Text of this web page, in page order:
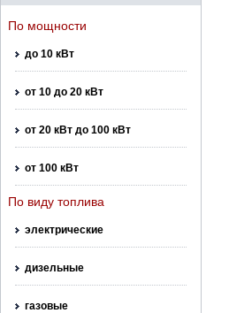
По мощности
до 10 кВт
от 10 до 20 кВт
от 20 кВт до 100 кВт
от 100 кВт
По виду топлива
электрические
дизельные
газовые